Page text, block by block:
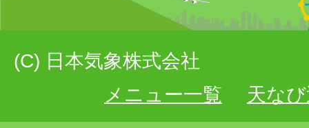
(C) 日本気象株式会社
メニュー一覧
天な